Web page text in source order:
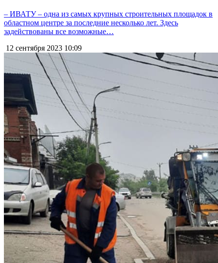
– ИВАТУ – одна из самых крупных строительных площадок в
областном центре за последние несколько лет. Здесь
задействованы все возможные…
12 сентября 2023 10:09